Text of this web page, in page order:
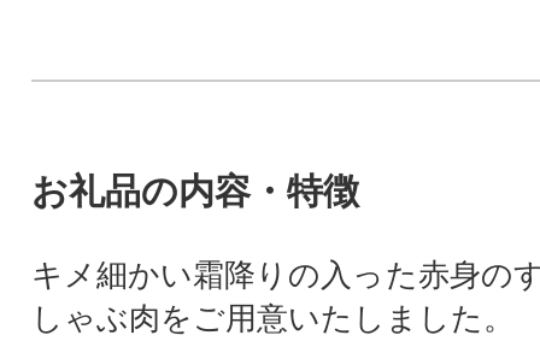
お礼品の内容・特徴
キメ細かい霜降りの入った赤身の
しゃぶ肉をご用意いたしました。